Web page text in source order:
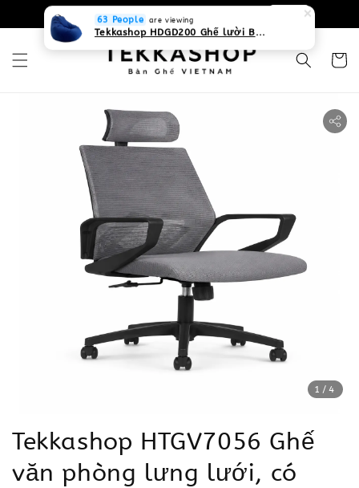
0931268840 Liên hệ với chúng tôi
1 /4
Tekkashop HTGV7056 Ghế
văn phòng lưng lưới, có
63 People are viewing
Tekkashop HDGD200 Ghế lười Beanbag form truyền thống, chất liệu Olefin canvas kháng nước, màu xanh biển, có thể sử dụng trong nhà và cả ngoài trời, có quai xách